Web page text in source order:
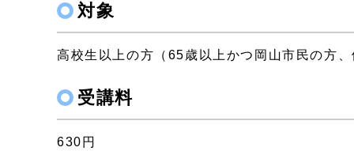
対象
高校生以上の方（65歳以上かつ岡山市民の方
受講料
630円